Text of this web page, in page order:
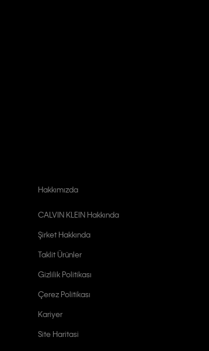
Hakkımızda
CALVIN KLEIN Hakkında
Şirket Hakkında
Taklit Ürünler
Gizlilik Politikası
Çerez Politikası
Kariyer
Site Haritasi